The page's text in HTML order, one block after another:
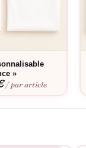
« PAPY
»
/ par article